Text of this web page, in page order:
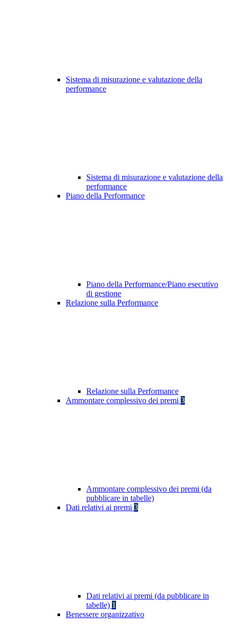
Sistema di misurazione e valutazione della
performance
Sistema di misurazione e valutazione della
performance
Piano della Performance
Piano della Performance/Piano esecutivo
di gestione
Relazione sulla Performance
Relazione sulla Performance
Ammontare complessivo dei premi 3
Ammontare complessivo dei premi (da
pubblicare in tabelle)
Dati relativi ai premi 3
Dati relativi ai premi (da pubblicare in
tabelle) 1
Benessere organizzativo